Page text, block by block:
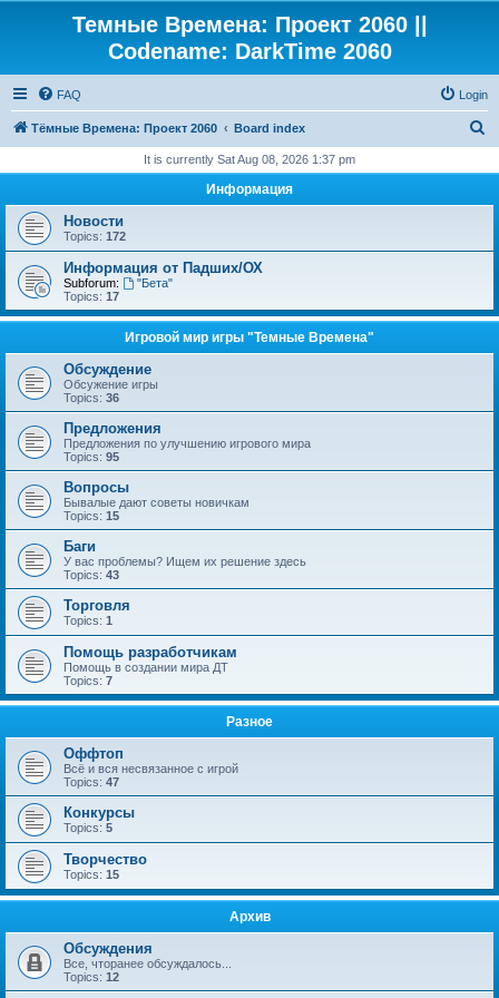
Темные Времена: Проект 2060 ||
Codename: DarkTime 2060
FAQ Login
Тёмные Времена: Проект 2060 Board index
r
It is currently Sat Aug 08, 2026 1:37 pm
Информация
Новости
Topics: 172
Информация от Падших/ОХ
Subforum:
"Бета"
Topics: 17
Игровой мир игры "Темные Времена"
Обсуждение
Обсужение игры
Topics: 36
Предложения
Предложения по улучшению игрового мира
Topics: 95
Вопросы
Бывалые дают советы новичкам
Topics: 15
Баги
У вас проблемы? Ищем их решение здесь
Topics: 43
Торговля
Topics: 1
Помощь разработчикам
Помощь в создании мира ДТ
Topics: 7
Разное
Оффтоп
Всё и вся несвязанное с игрой
Topics: 47
Конкурсы
Topics: 5
Творчество
Topics: 15
Архив
Обсуждения
Все, чторанее обсуждалось...
Topics: 12